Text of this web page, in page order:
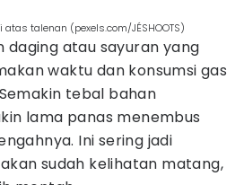
talenan (pexels.com/JÉSHOOTS)
daging atau sayuran yang
waktu dan konsumsi gas
tebal bahan
lama panas menembus
Ini sering jadi
sudah kelihatan matang,